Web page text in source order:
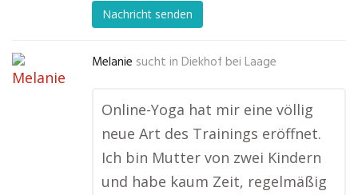
Nachricht senden
Melanie sucht in Diekhof bei Laage
Online-Yoga hat mir eine völlig
neue Art des Trainings eröffnet.
Ich bin Mutter von zwei Kindern
und habe kaum Zeit, regelmäßig